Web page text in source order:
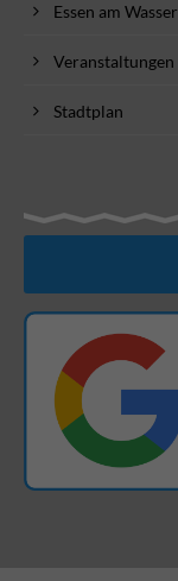
Essen am Wasser
Veranstaltungen
Stadtplan